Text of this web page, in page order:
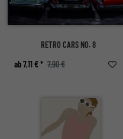
RETRO CARS NO. 8
ab 7,11 € * 7,90 €